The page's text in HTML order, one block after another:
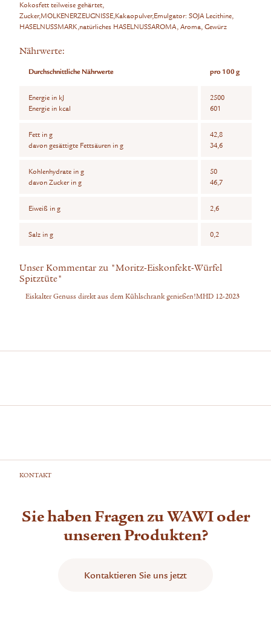
Kokosfett teilweise gehärtet,
Zucker,MOLKENERZEUGNISSE,Kakaopulver,Emulgator: SOJA Lecithine,
HASELNUSSMARK,natürliches HASELNUSSAROMA, Aroma, Gewürz
Nährwerte:
Durchschnittliche Nährwerte pro 100 g
Energie in kJ
Energie in kcal
2500
601
Fett in g
davon gesättigte Fettsäuren in g
42,8
34,6
Kohlenhydrate in g
davon Zucker in g
50
46,7
Eiweiß in g 2,6
Salz in g 0,2
Unser Kommentar zu "Moritz-Eiskonfekt-Würfel
Spitztüte"
Eiskalter Genuss direkt aus dem Kühlschrank genießen!MHD 12-2023
KONTAKT
Sie haben Fragen zu WAWI oder
unseren Produkten?
Kontaktieren Sie uns jetzt